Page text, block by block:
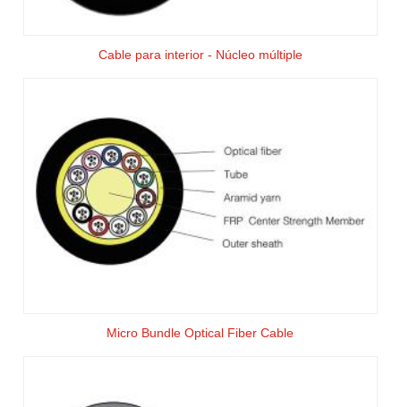
Cable para interior - Núcleo múltiple
Micro Bundle Optical Fiber Cable